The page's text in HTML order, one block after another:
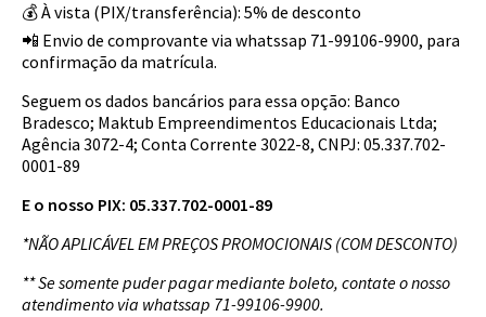
💰 À vista (PIX/transferência): 5% de desconto
📲 Envio de comprovante via whatssap 71-99106-9900, para
confirmação da matrícula.
Seguem os dados bancários para essa opção: Banco
Bradesco; Maktub Empreendimentos Educacionais Ltda;
Agência 3072-4; Conta Corrente 3022-8, CNPJ: 05.337.702-
0001-89
E o nosso PIX: 05.337.702-0001-89
*NÃO APLICÁVEL EM PREÇOS PROMOCIONAIS (COM DESCONTO)
** Se somente puder pagar mediante boleto, contate o nosso
atendimento via whatssap 71-99106-9900.